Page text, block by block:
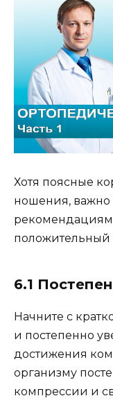
Хотя поясные
ношения, важно
положительный
6.1
Начните с
и постепенно
достижения
организму
компрессии и